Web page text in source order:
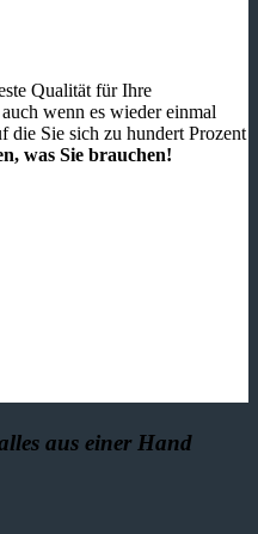
­Qualität für Ihre
wenn es wieder einmal
die Sie sich zu hundert Prozent
was Sie brauchen!
aus einer Hand